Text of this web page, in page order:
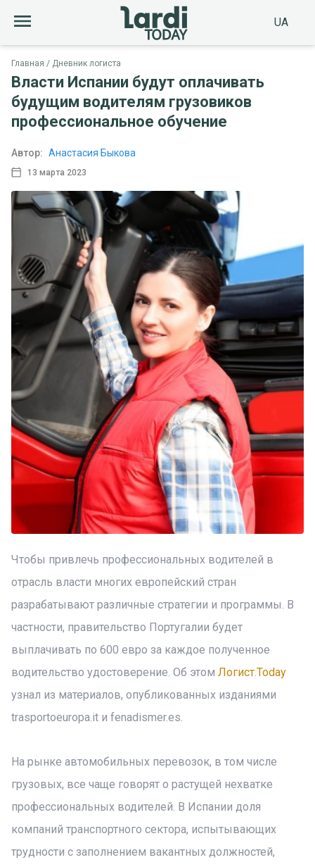
UA
Главная Дневник логиста
Власти Испании будут оплачивать
будущим водителям грузовиков
профессиональное обучение
13 марта 2023
Автор: Анастасия Быкова
Чтобы привлечь профессиональных водителей в
отрасль власти многих европейский стран
разрабатывают различные стратегии и программы. В
частности, правительство Португалии будет
выплачивать по 600 евро за каждое полученное
водительство удостоверение. Об этом Логист.Today
узнал из материалов, опубликованных изданиями
trasportoeuropa.it и fenadismer.es.
На рынке автомобильных перевозок, в том числе
грузовых, все чаще говорят о растущей нехватке
профессиональных водителей. В Испании доля
компаний транспортного сектора, испытывающих
трудности с заполнением вакантных должностей,